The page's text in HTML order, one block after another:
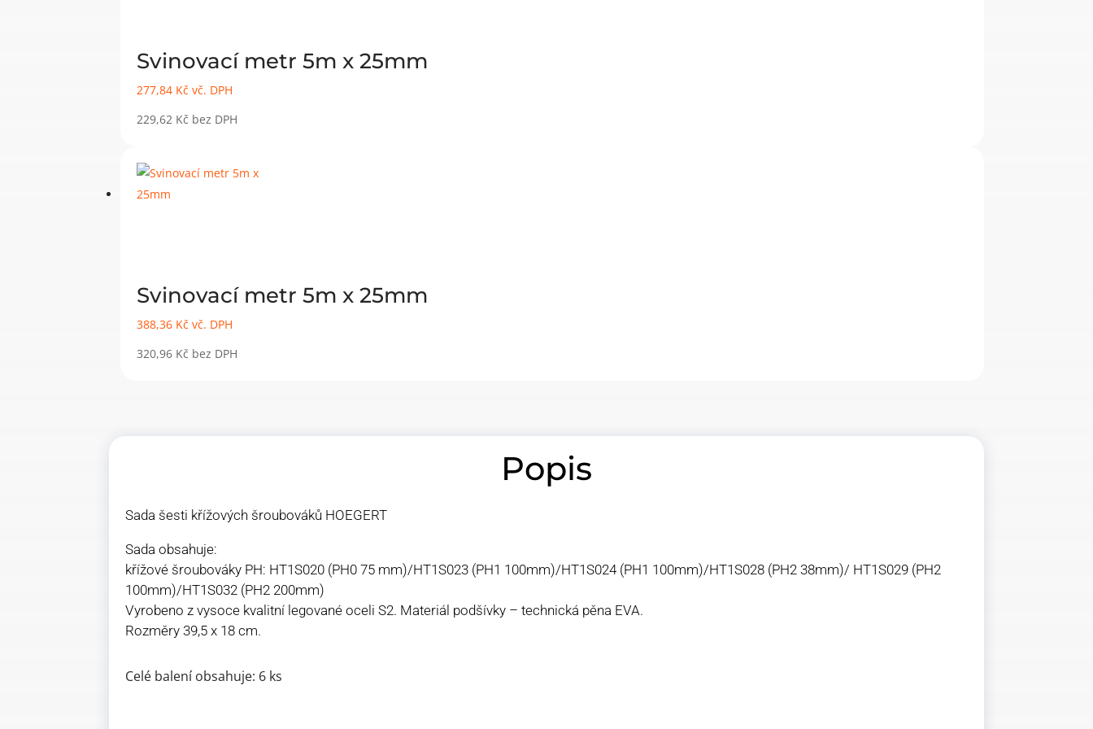
Svinovací metr 5m x 25mm
277,84 Kč vč. DPH
229,62 Kč bez DPH
Svinovací metr 5m x 25mm
388,36 Kč vč. DPH
320,96 Kč bez DPH
Popis
Sada šesti křížových šroubováků HOEGERT
Sada obsahuje:
křížové šroubováky PH: HT1S020 (PH0 75 mm)/HT1S023 (PH1 100mm)/HT1S024 (PH1 100mm)/HT1S028 (PH2 38mm)/ HT1S029 (PH2
100mm)/HT1S032 (PH2 200mm)
Vyrobeno z vysoce kvalitní legované oceli S2. Materiál podšívky – technická pěna EVA.
Rozměry 39,5 x 18 cm.
Celé balení obsahuje: 6 ks